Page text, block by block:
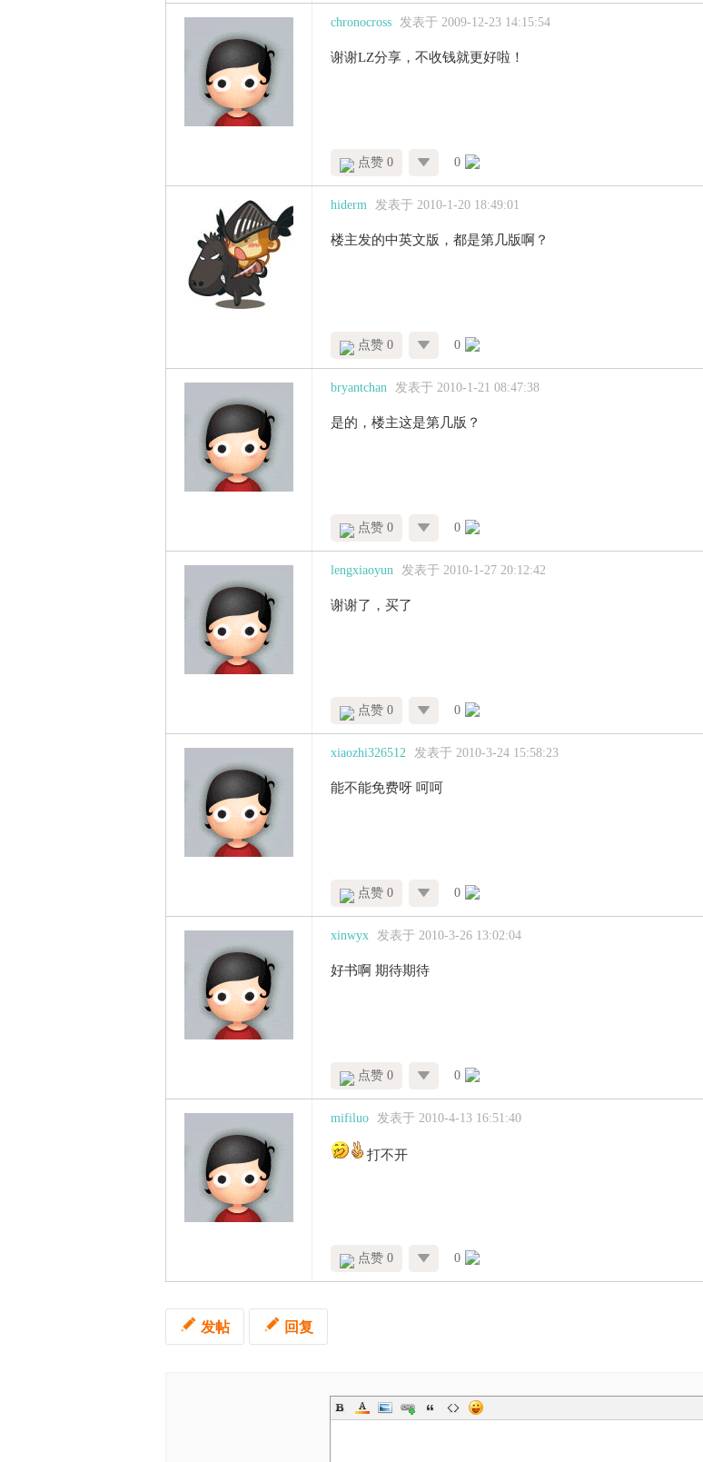
chronocross 发表于 2009-12-23 14:15:54
谢谢LZ分享，不收钱就更好啦！
点赞 0 0
hiderm 发表于 2010-1-20 18:49:01
楼主发的中英文版，都是第几版啊？
点赞 0 0
bryantchan 发表于 2010-1-21 08:47:38
是的，楼主这是第几版？
点赞 0 0
lengxiaoyun 发表于 2010-1-27 20:12:42
谢谢了，买了
点赞 0 0
xiaozhi326512 发表于 2010-3-24 15:58:23
能不能免费呀 呵呵
点赞 0 0
xinwyx 发表于 2010-3-26 13:02:04
好书啊 期待期待
点赞 0 0
mifiluo 发表于 2010-4-13 16:51:40
打不开
点赞 0 0
发帖 回复